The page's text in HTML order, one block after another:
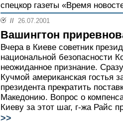
спецкор газеты «Время
// 26.07.2001
Вашингтон
Вчера в Киеве советник
национальной безопасности
неожиданное признание.
Кучмой американская гостья
президента прекратить
Македонию. Вопрос о
Киеву за этот шаг, г-жа Райс
>>